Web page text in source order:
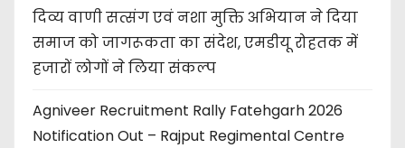
दिव्य वाणी सत्संग एवं नशा मुक्ति अभियान ने दिया
समाज को जागरूकता का संदेश, एमडीयू रोहतक में
हजारों लोगों ने लिया संकल्प
Agniveer Recruitment Rally Fatehgarh 2026
Notification Out – Rajput Regimental Centre